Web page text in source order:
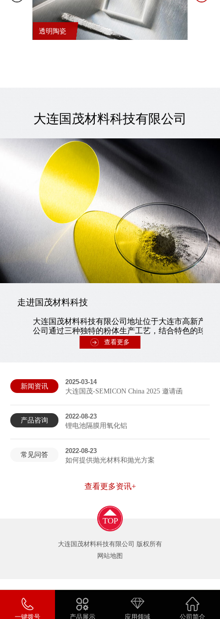
透明陶瓷
大连国茂材料科技有限公司
走进国茂材料科技
大连国茂材料科技有限公司地址位于大连市高新产业
公司通过三种独特的粉体生产工艺，结合特色的球磨分
查看更多
新闻资讯
2025-03-14
大连国茂-SEMICON China 2025 邀请函
产品咨询
2022-08-23
锂电池隔膜用氧化铝
常见问答
2022-08-23
如何提供抛光材料和抛光方案
查看更多资讯+
TOP
大连国茂材料科技有限公司 版权所有
网站地图
一键拨号 产品展示 应用领域 公司简介